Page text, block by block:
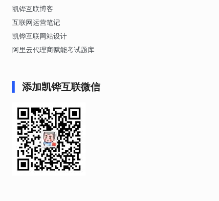
凯铧互联博客
互联网运营笔记
凯铧互联网站设计
阿里云代理商赋能考试题库
添加凯铧互联微信